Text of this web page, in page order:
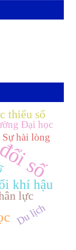
số
khí hậu
lực
thiểu số
Du lịch
Đại học
Sự hài lòng